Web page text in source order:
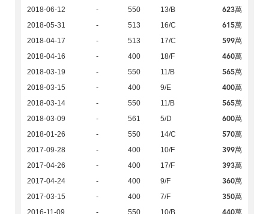
2018-06-12 - 550 13/B 623萬
2018-05-31 - 513 16/C 615萬
2018-04-17 - 513 17/C 599萬
2018-04-16 - 400 18/F 460萬
2018-03-19 - 550 11/B 565萬
2018-03-15 - 400 9/E 400萬
2018-03-14 - 550 11/B 565萬
2018-03-09 - 561 5/D 600萬
2018-01-26 - 550 14/C 570萬
2017-09-28 - 400 10/F 399萬
2017-04-26 - 400 17/F 393萬
2017-04-24 - 400 9/F 360萬
2017-03-15 - 400 7/F 350萬